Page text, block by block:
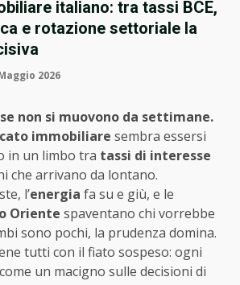
italiano: tra tassi BCE,
e rotazione settoriale la
2026
non si muovono da settimane.
immobiliare sembra essersi
in un limbo tra tassi di interesse
che arrivano da lontano.
l’energia fa su e giù, e le
Oriente spaventano chi vorrebbe
sono pochi, la prudenza domina.
tutti con il fiato sospeso: ogni
un macigno sulle decisioni di